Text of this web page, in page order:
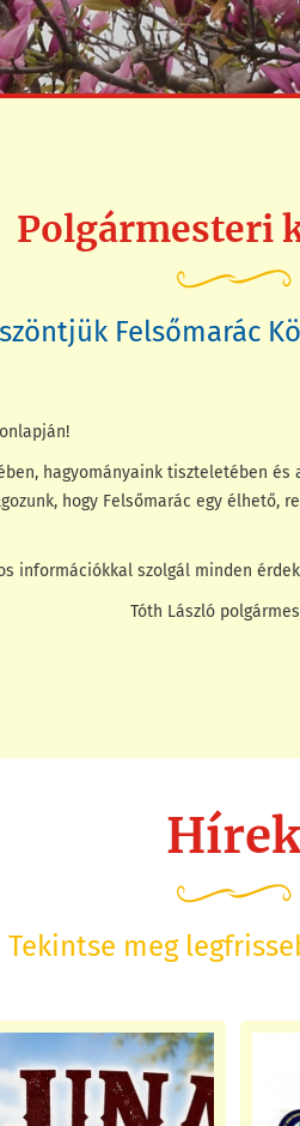
Költségvetések
Polgármesteri
Felsőmarác
hagyományaink tiszteletében
hogy Felsőmarác egy élhető,
információkkal szolgál minden
Hírek
Tekintse meg